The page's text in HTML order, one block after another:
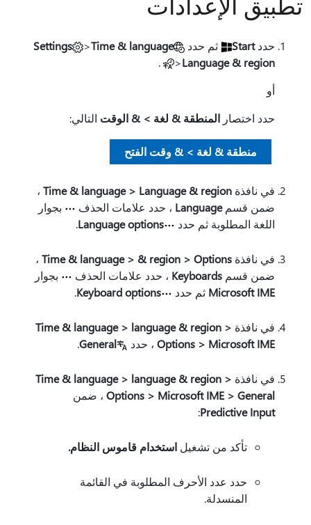
حددStart ثم حدد Settings >Time & language
>Language & region
.
أو
حدد اختصار المنطقة & لغة > & الوقت التالي:
منطقة & لغة > & وقت الفتح
في نافذة Time & language > Language & region ،
ضمن قسمLanguage ، حدد علامات الحذف
بجوار
اللغة المطلوبة ثم حدد
Language options
.
في نافذة Time & language > & region > Options ،
ضمن قسم Keyboards ، حدد علامات الحذف
بجوار
Microsoft IME ثم حدد Keyboard options
.
في نافذة Time & language > language & region >
Options > Microsoft IME ، حدد General
.
في نافذة Time & language > language & region >
Options > Microsoft IME > General ، ضمن
Predictive Input
:
تأكد من تشغيل استخدام قاموس النظام.
حدد عدد الأحرف المطلوبة في القائمة
المنسدلة.